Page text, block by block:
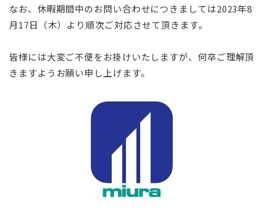
なお、休暇期間中のお問い合わせにつきましては2023年8
月17日（木）より順次ご対応させて頂きます。
皆様には大変ご不便をお掛けいたしますが、何卒ご理解頂
きますようお願い申し上げます。